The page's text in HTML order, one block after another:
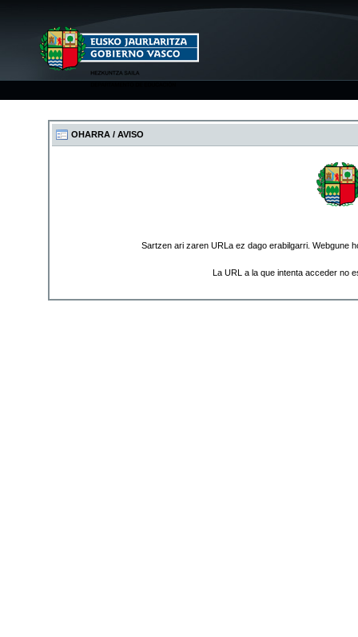
OHARRA / AVISO
Sartzen ari zaren URLa ez dago erabilgarri. Webgune
La URL a la que intenta acceder no